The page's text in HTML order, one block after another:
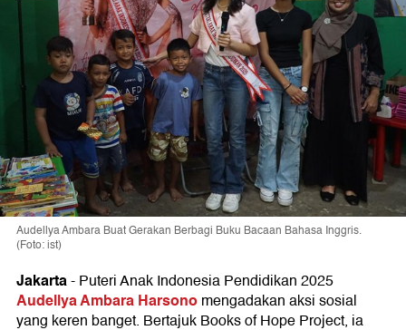
Audellya Ambara Buat Gerakan Berbagi Buku Bacaan Bahasa Inggris.
(Foto: ist)
Jakarta-Puteri Anak Indonesia Pendidikan 2025
Audellya Ambara Harsonomengadakan aksi sosial
yang keren banget. Bertajuk Books of Hope Project, ia